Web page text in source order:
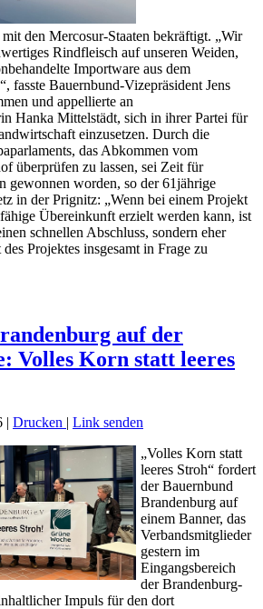
den Mercosur-Staaten bekräftigt. „Wir
Rindfleisch auf unseren Weiden,
Importware aus dem
fasste Bauernbund-Vizepräsident Jens
und appellierte an
Hanka Mittelstädt, sich in ihrer Partei für
einzusetzen. Durch die
das Abkommen vom
überprüfen zu lassen, sei Zeit für
gewonnen worden, so der 61jährige
in der Prignitz: „Wenn bei einem Projekt
Übereinkunft erzielt werden kann, ist
schnellen Abschluss, sondern eher
Projektes insgesamt in Frage zu
auf der
Volles Korn statt leeres
| Drucken | Link senden
„Volles Korn statt
leeres Stroh“ fordert
der Bauernbund
Brandenburg auf
einem Banner, das
Verbandsmitglieder
gestern im
Eingangsbereich
der Brandenburg-
Impuls für den dort